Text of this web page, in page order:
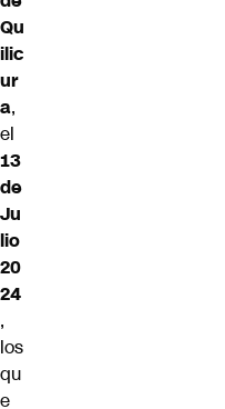
Qu
ilic
ur
a,
el
13
de
Ju
lio
20
24
,
los
qu
e